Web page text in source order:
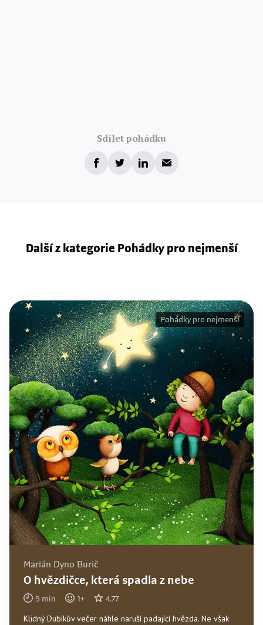
Sdílet pohádku
Další z kategorie Pohádky pro nejmenší
Marián Dyno Burič
O hvězdičce, která spadla z nebe
9 min 1+ 4.77
Klidný Dubíkův večer náhle naruší padající hvězda. Ne však
Pohádky pro nejmenší